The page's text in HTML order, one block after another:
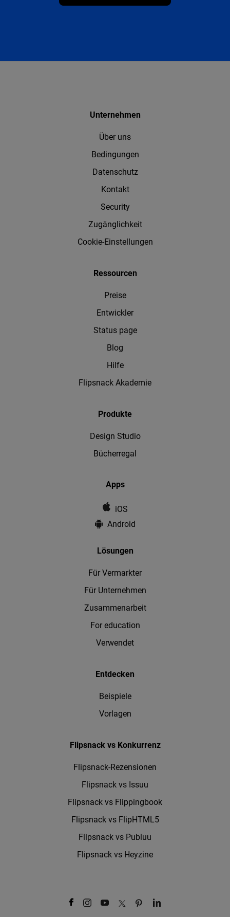
Unternehmen
Über uns
Bedingungen
Datenschutz
Kontakt
Security
Zugänglichkeit
Cookie-Einstellungen
Ressourcen
Preise
Entwickler
Status page
Blog
Hilfe
Flipsnack Akademie
Produkte
Design Studio
Bücherregal
Apps
iOS
Android
Lösungen
Für Vermarkter
Für Unternehmen
Zusammenarbeit
For education
Verwendet
Entdecken
Beispiele
Vorlagen
Flipsnack vs Konkurrenz
Flipsnack-Rezensionen
Flipsnack vs Issuu
Flipsnack vs Flippingbook
Flipsnack vs FlipHTML5
Flipsnack vs Publuu
Flipsnack vs Heyzine